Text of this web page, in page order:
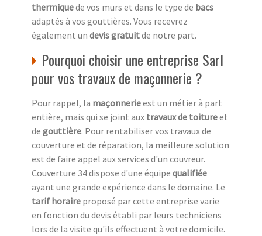
thermiquede vos murs et dans le type de bacs
adaptés à vos gouttières. Vous recevrez
également un devis gratuitde notre part.
Pourquoi choisir une entreprise Sarl
pour vos travaux de maçonnerie ?
Pour rappel, la maçonnerieest un métier à part
entière, mais qui se joint aux travaux de toitureet
de gouttière. Pour rentabiliser vos travaux de
couverture et de réparation, la meilleure solution
est de faire appel aux services d'un couvreur.
Couverture 34 dispose d'une équipe qualifiée
ayant une grande expérience dans le domaine. Le
tarif horaire proposé par cette entreprise varie
en fonction du devis établi par leurs techniciens
lors de la visite qu'ils effectuent à votre domicile.